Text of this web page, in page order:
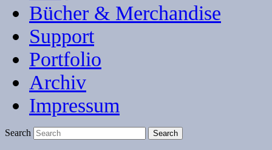
Bücher & Merchandise
Support
Portfolio
Archiv
Impressum
Search